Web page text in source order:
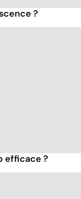
?
efficace ?